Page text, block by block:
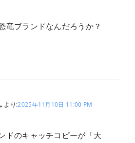
竜ブランドなんだろうか？
より:2025年11月10日 11:00 PM
ドのキャッチコピーが「大